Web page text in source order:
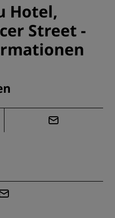
Hotel,
Street -